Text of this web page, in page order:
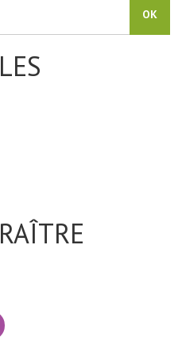
OK